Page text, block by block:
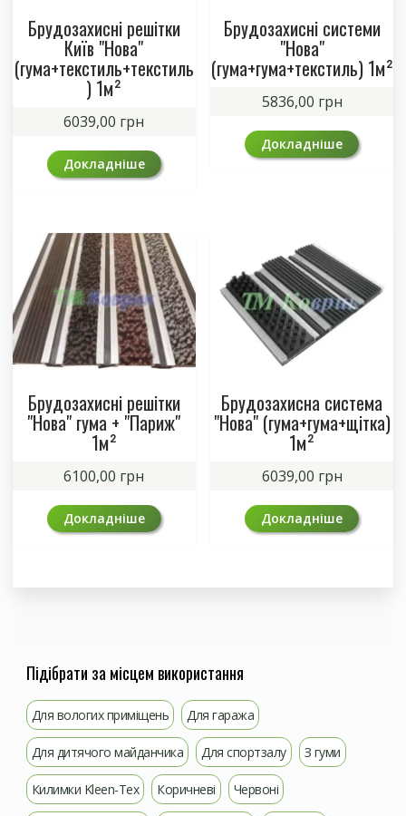
Брудозахисні решітки
Київ "Нова"
(гума+текстиль+текстиль
) 1м²
6039,00 грн
Докладніше
Брудозахисні системи
"Нова"
(гума+гума+текстиль) 1м²
5836,00 грн
Докладніше
Брудозахисні решітки
"Нова" гума + "Париж"
1м²
6100,00 грн
Докладніше
Брудозахисна система
"Нова" (гума+гума+щітка)
1м²
6039,00 грн
Докладніше
Підібрати за місцем використання
Для вологих приміщень Для гаража
Для дитячого майданчика Для спортзалу З гуми
Килимки Kleen-Tex Коричневі Червоні